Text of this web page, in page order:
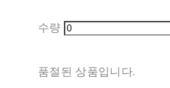
수량
품절된 상품입니다.